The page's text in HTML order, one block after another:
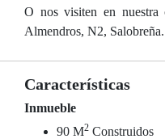
O nos visiten en
Almendros, N2, Salobreña.
Características
Inmueble
90 M2 Construidos